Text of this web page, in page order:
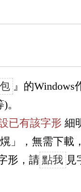
』的Windows
。
已有該字形 細
熀」，無需下載
形，請 點我 見